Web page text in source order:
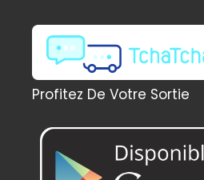
t
a
é
t
u
l
s
2
Profitez De Votre Sortie